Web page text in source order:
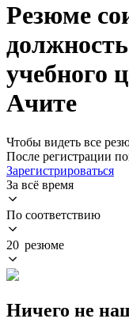
Резюме
учебного
Ачите
Чтобы видеть все
После регистрации
Зарегистрироваться
За всё время
По соответствию
20 резюме
Ничего не